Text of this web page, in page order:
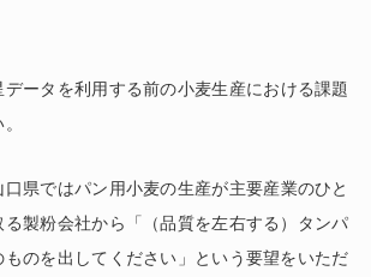
データを利用する前の小麦生産における課題
口県ではパン用小麦の生産が主要産業のひと
製粉会社から「（品質を左右する）タンパ
のを出してください」という要望をいただ